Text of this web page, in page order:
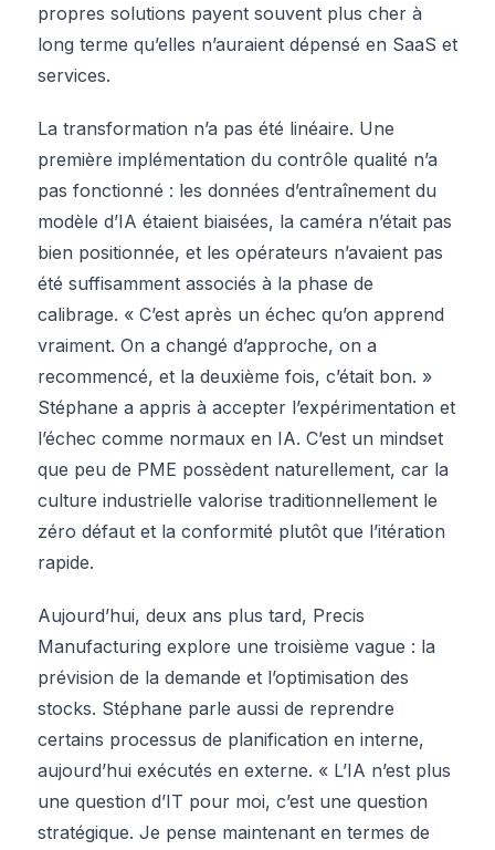
propres solutions payent souvent plus cher à
long terme qu’elles n’auraient dépensé en SaaS et
services.
La transformation n’a pas été linéaire. Une
première implémentation du contrôle qualité n’a
pas fonctionné : les données d’entraînement du
modèle d’IA étaient biaisées, la caméra n’était pas
bien positionnée, et les opérateurs n’avaient pas
été suffisamment associés à la phase de
calibrage. « C’est après un échec qu’on apprend
vraiment. On a changé d’approche, on a
recommencé, et la deuxième fois, c’était bon. »
Stéphane a appris à accepter l’expérimentation et
l’échec comme normaux en IA. C’est un mindset
que peu de PME possèdent naturellement, car la
culture industrielle valorise traditionnellement le
zéro défaut et la conformité plutôt que l’itération
rapide.
Aujourd’hui, deux ans plus tard, Precis
Manufacturing explore une troisième vague : la
prévision de la demande et l’optimisation des
stocks. Stéphane parle aussi de reprendre
certains processus de planification en interne,
aujourd’hui exécutés en externe. « L’IA n’est plus
une question d’IT pour moi, c’est une question
stratégique. Je pense maintenant en termes de